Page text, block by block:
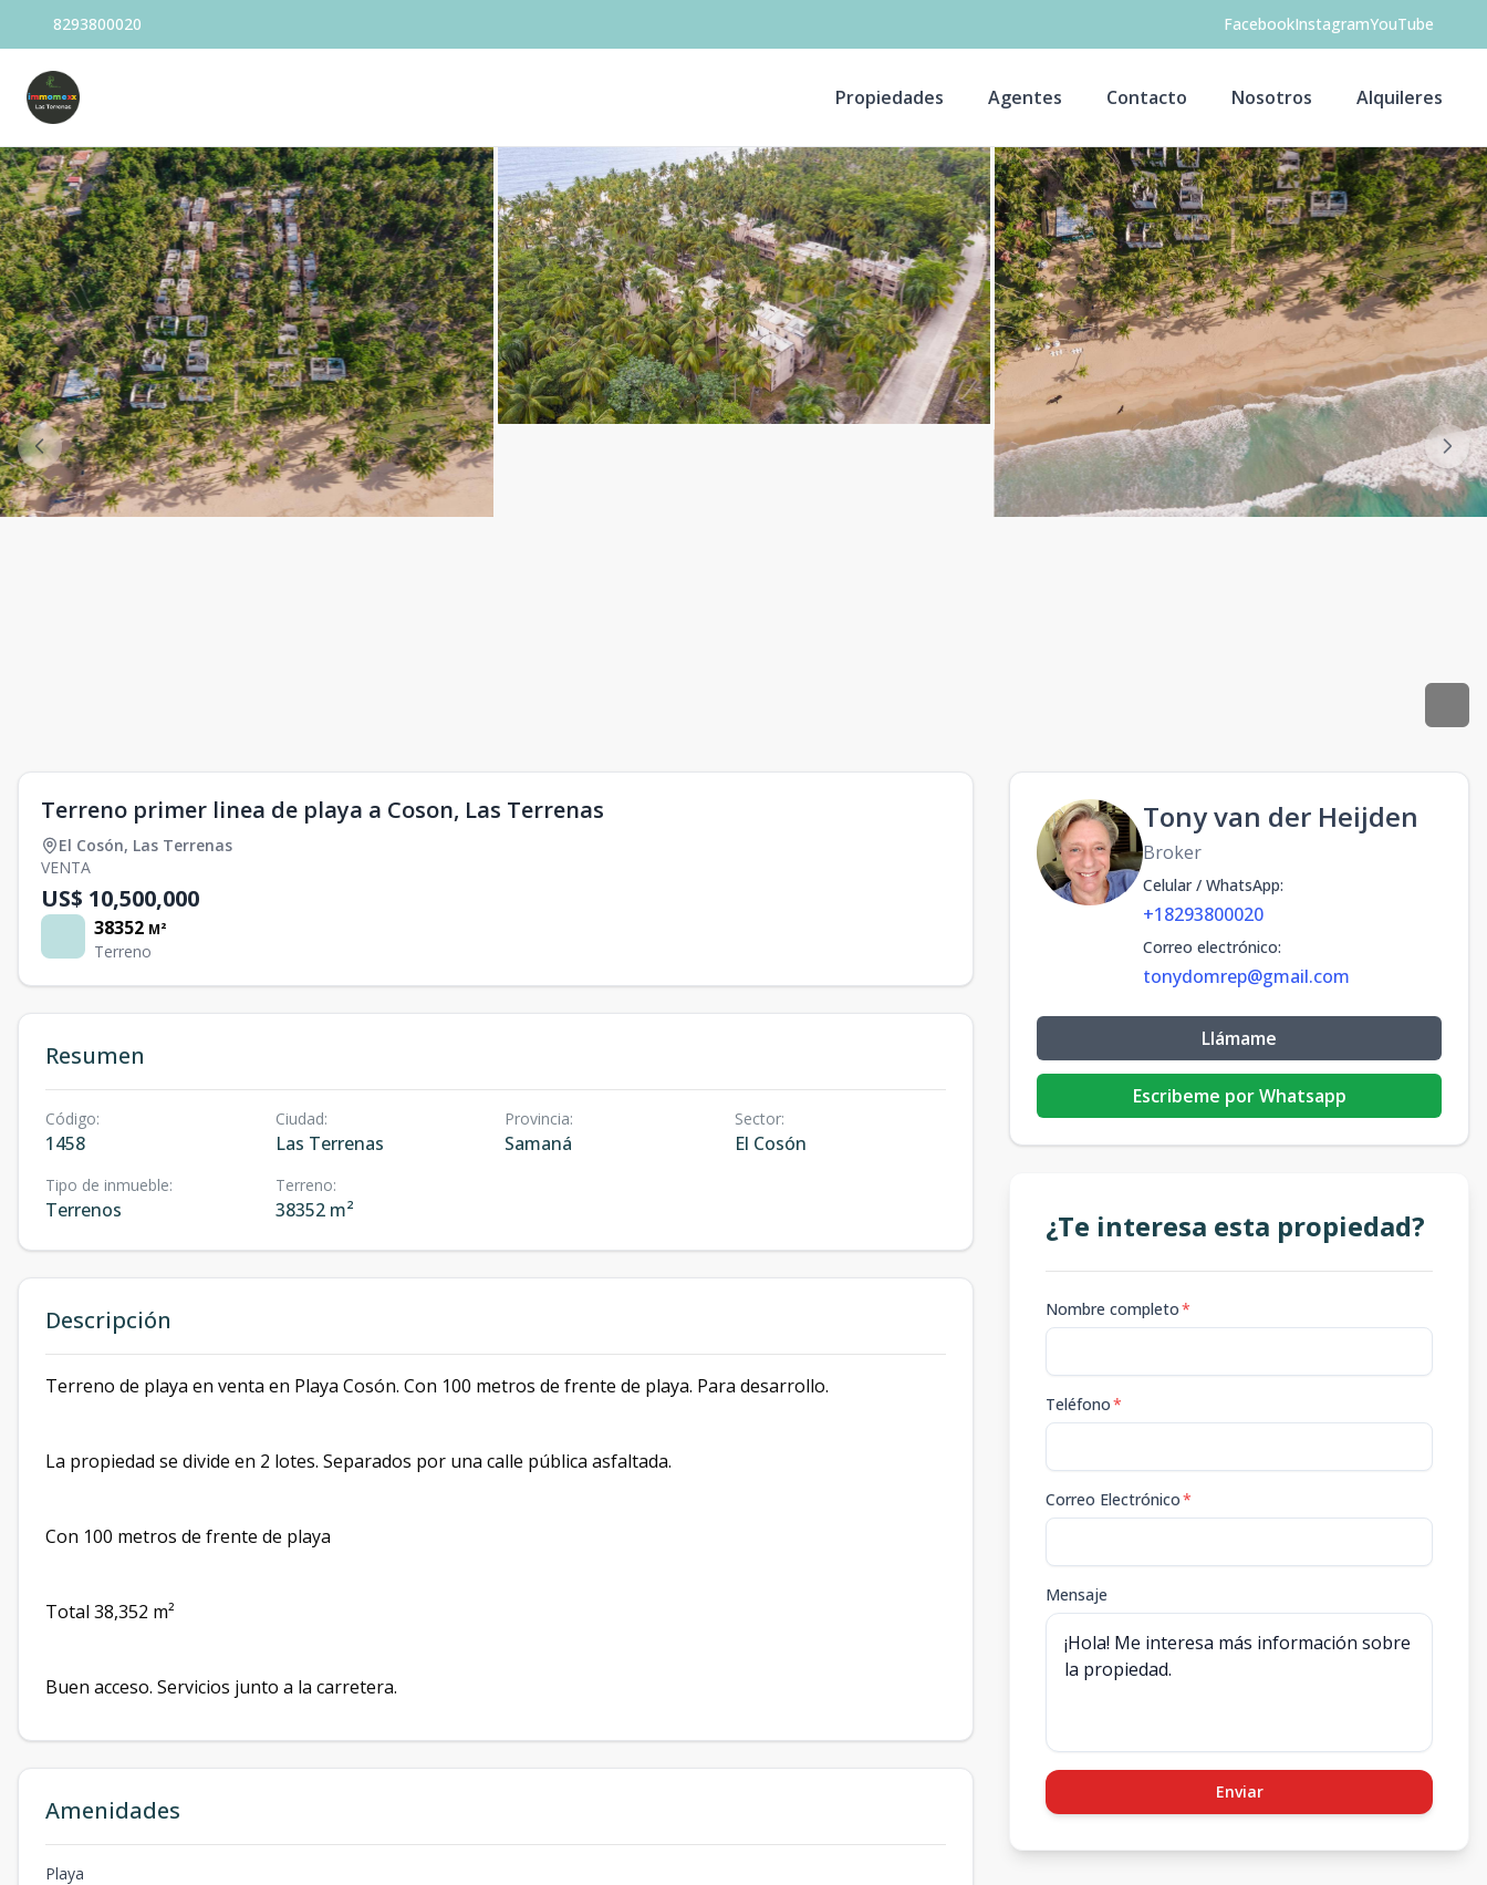
8293800020 FacebookInstagramYouTube
Propiedades Agentes Contacto Nosotros Alquileres
Terreno primer linea de playa a Coson, Las Terrenas
El Cosón, Las Terrenas
VENTA
US$ 10,500,000
38352 M²
Terreno
Resumen
Código:
1458
Ciudad:
Las Terrenas
Provincia:
Samaná
Sector:
El Cosón
Tipo de inmueble:
Terrenos
Terreno:
38352 m²
Descripción
Terreno de playa en venta en Playa Cosón. Con 100 metros de frente de playa. Para desarrollo.
La propiedad se divide en 2 lotes. Separados por una calle pública asfaltada.
Con 100 metros de frente de playa
Total 38,352 m²
Buen acceso. Servicios junto a la carretera.
Amenidades
Playa
Tony van der Heijden
Broker
Celular / WhatsApp:
+18293800020
Correo electrónico:
tonydomrep@gmail.com
Llámame
Escribeme por Whatsapp
¿Te interesa esta propiedad?
Nombre completo*
Teléfono*
Correo Electrónico*
Mensaje
Enviar